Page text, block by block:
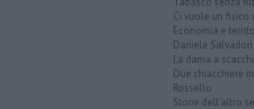
Ci vuole un fisico
Economia e
Daniele Salvadori
La dama a
Due chiacchiere
Rossello
Storie dell'altro